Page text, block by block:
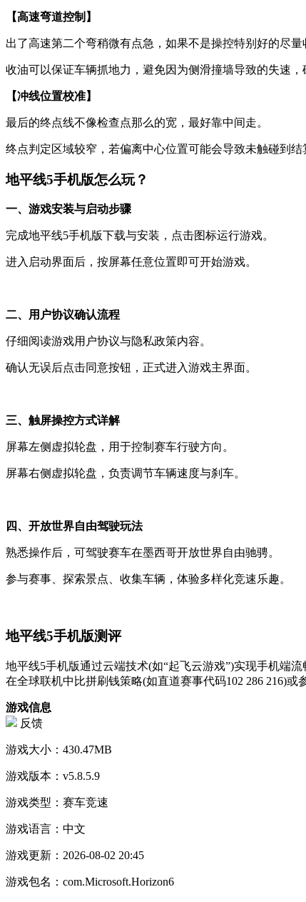
【高速弯道控制】
出了高速第二个弯稍微有点急，如果不是操控特别好的尽量
收油可以保证车辆抓地力，避免因为侧滑撞墙导致的失速，
【冲线位置校准】
最后的终点线不像检查点那么的宽，最好靠中间走。
终点判定区域较窄，若偏离中心位置可能会导致未触碰到结
地平线5手机版怎么玩？
一、游戏安装与启动步骤
完成地平线5手机版下载与安装，点击图标运行游戏。
进入启动界面后，按屏幕任意位置即可开始游戏。
二、用户协议确认流程
仔细阅读游戏用户协议与隐私政策内容。
确认无误后点击同意按钮，正式进入游戏主界面。
三、触屏操控方式详解
屏幕左侧虚拟轮盘，用于控制赛车行驶方向。
屏幕右侧虚拟轮盘，负责调节车辆速度与刹车。
四、开放世界自由驾驶玩法
熟悉操作后，可驾驶赛车在墨西哥开放世界自由驰骋。
参与赛事、探索景点、收集车辆，体验多样化竞速乐趣。
地平线5手机版测评
地平线5手机版通过云端技术(如“起飞云游戏”)实现手机端
在全球联机中比拼刷钱策略(如直道赛事代码102 286 216)
游戏信息
反馈
游戏大小： 430.47MB
游戏版本： v5.8.5.9
游戏类型： 赛车竞速
游戏语言： 中文
游戏更新： 2026-08-02 20:45
游戏包名： com.Microsoft.Horizon6